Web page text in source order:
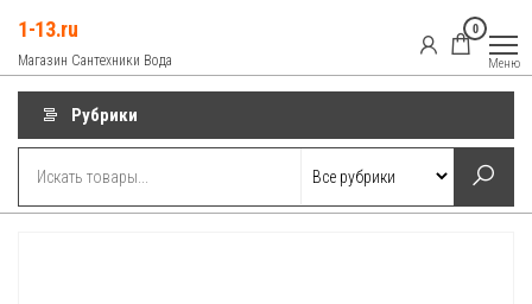
содержимому
1-13.ru
Магазин Сантехники Вода
0
Меню
Рубрики